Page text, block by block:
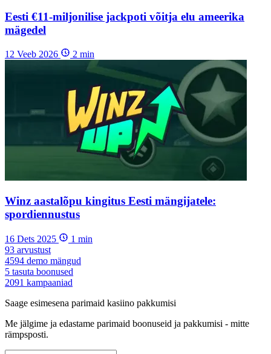
Eesti €11-miljonilise jackpoti võitja elu ameerika
mägedel
12 Veeb 2026 2 min
Winz aastalõpu kingitus Eesti mängijatele:
spordiennustus
16 Dets 2025 1 min
93 arvustust
4594 demo mängud
5 tasuta boonused
2091 kampaaniad
Saage esimesena parimaid kasiino pakkumisi
Me jälgime ja edastame parimaid boonuseid ja pakkumisi - mitte
rämpsposti.